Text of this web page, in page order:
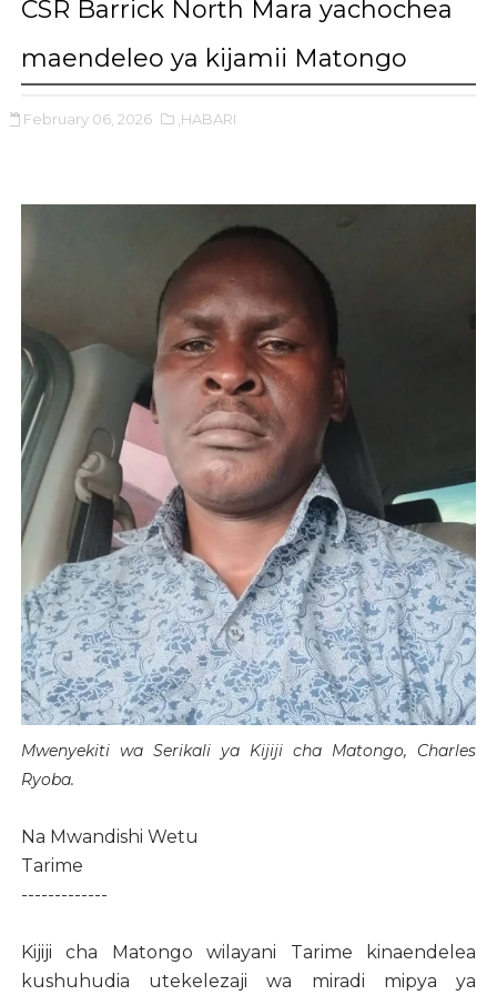
CSR Barrick North Mara yachochea
maendeleo ya kijamii Matongo
February 06, 2026 ,HABARI
Mwenyekiti wa Serikali ya Kijiji cha Matongo, Charles
Ryoba.
Na Mwandishi Wetu
Tarime
-------------
Kijiji cha Matongo wilayani Tarime kinaendelea
kushuhudia utekelezaji wa miradi mipya ya